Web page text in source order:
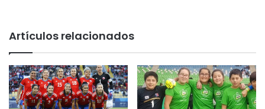
Artículos relacionados